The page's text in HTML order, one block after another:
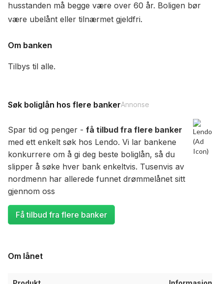
husstanden må begge være over 60 år. Boligen bør
være ubelånt eller tilnærmet gjeldfri.
Om banken
Tilbys til alle.
Søk boliglån hos flere bankerAnnonse
Spar tid og penger - få tilbud fra flere banker
med ett enkelt søk hos Lendo. Vi lar bankene
konkurrere om å gi deg beste boliglån, så du
slipper å søke hver bank enkeltvis. Tusenvis av
nordmenn har allerede funnet drømmelånet sitt
gjennom oss
Få tilbud fra flere banker
Om lånet